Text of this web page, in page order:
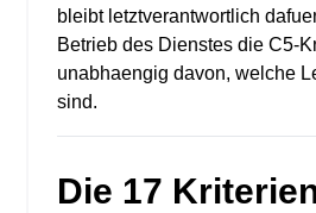
bleibt letztverantwortlich
Betrieb des Dienstes die C5-
unabhaengig davon, welche
sind.
Die 17